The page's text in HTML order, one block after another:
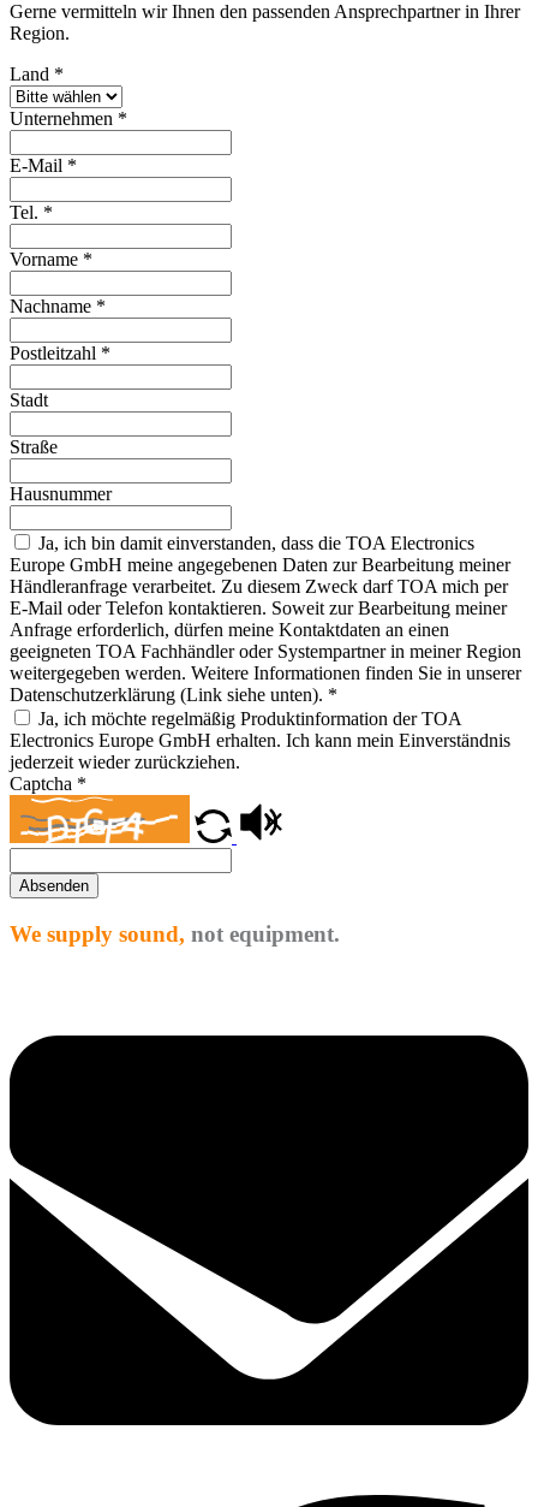
Gerne vermitteln wir Ihnen den passenden Ansprechpartner in Ihrer
Region.
Land *
Unternehmen *
E-Mail *
Tel. *
Vorname *
Nachname *
Postleitzahl *
Stadt
Straße
Hausnummer
Ja, ich bin damit einverstanden, dass die TOA Electronics
Europe GmbH meine angegebenen Daten zur Bearbeitung meiner
Händleranfrage verarbeitet. Zu diesem Zweck darf TOA mich per
E-Mail oder Telefon kontaktieren. Soweit zur Bearbeitung meiner
Anfrage erforderlich, dürfen meine Kontaktdaten an einen
geeigneten TOA Fachhändler oder Systempartner in meiner Region
weitergegeben werden. Weitere Informationen finden Sie in unserer
Datenschutzerklärung (Link siehe unten). *
Ja, ich möchte regelmäßig Produktinformation der TOA
Electronics Europe GmbH erhalten. Ich kann mein Einverständnis
jederzeit wieder zurückziehen.
Captcha *
Absenden
We supply sound, not equipment.